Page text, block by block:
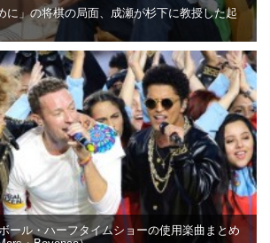
に」の将棋の局面、成瀬が杉下に教授した起
ール・ハーフタイムショーの使用楽曲まとめ